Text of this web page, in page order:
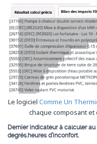
Le logiciel Comme Un
chaque composant et
Dernier indicateur à calculer
degrés.heures d’inconfort.